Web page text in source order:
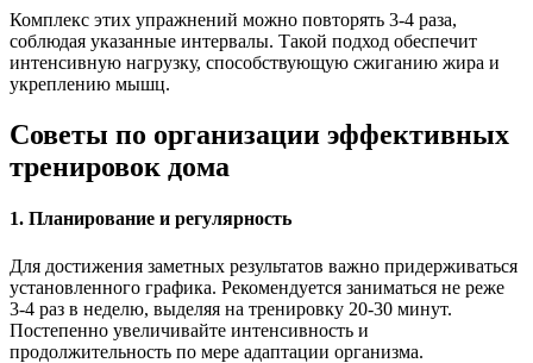
Комплекс этих упражнений можно повторять 3-4 раза,
соблюдая указанные интервалы. Такой подход обеспечит
интенсивную нагрузку, способствующую сжиганию жира и
укреплению мышц.
Советы по организации эффективных
тренировок дома
1. Планирование и регулярность
Для достижения заметных результатов важно придерживаться
установленного графика. Рекомендуется заниматься не реже
3-4 раз в неделю, выделяя на тренировку 20-30 минут.
Постепенно увеличивайте интенсивность и
продолжительность по мере адаптации организма.